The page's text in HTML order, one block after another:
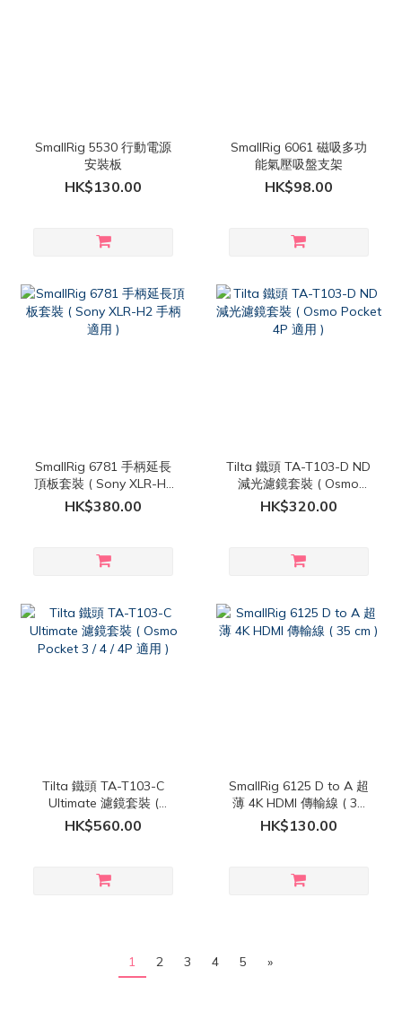
SmallRig 5530 行動電源
安裝板
HK$130.00
SmallRig 6061 磁吸多功
能氣壓吸盤支架
HK$98.00
SmallRig 6781 手柄延長
頂板套裝 ( Sony XLR-H2
手柄 適用 )
HK$380.00
Tilta 鐵頭 TA-T103-D ND
減光濾鏡套裝 ( Osmo
Pocket 4P 適用 )
HK$320.00
Tilta 鐵頭 TA-T103-C
Ultimate 濾鏡套裝 (
Osmo Pocket 3 / 4 / 4P
適用 )
HK$560.00
SmallRig 6125 D to A 超
薄 4K HDMI 傳輸線 ( 35
cm )
HK$130.00
1 2 3 4 5 »